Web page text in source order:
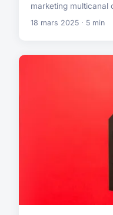
marketing multicanal
18 mars 2025 · 5 min